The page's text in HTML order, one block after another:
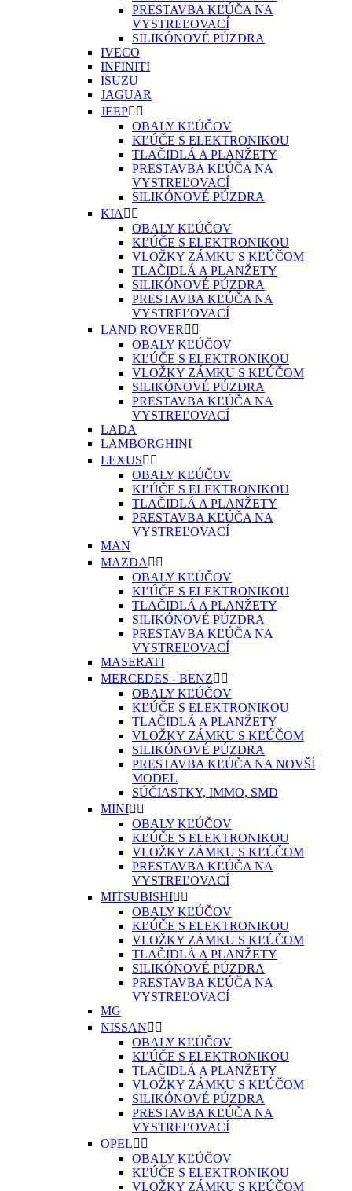
PRESTAVBA KĽÚČA NA
VYSTREĽOVACÍ
SILIKÓNOVÉ PÚZDRA
IVECO
INFINITI
ISUZU
JAGUAR
JEEP 
OBALY KĽÚČOV
KĽÚČE S ELEKTRONIKOU
TLAČIDLÁ A PLANŽETY
PRESTAVBA KĽÚČA NA
VYSTREĽOVACÍ
SILIKÓNOVÉ PÚZDRA
KIA  
OBALY KĽÚČOV
KĽÚČE S ELEKTRONIKOU
VLOŽKY ZÁMKU S KĽÚČOM
TLAČIDLÁ A PLANŽETY
SILIKÓNOVÉ PÚZDRA
PRESTAVBA KĽÚČA NA
VYSTREĽOVACÍ
LAND ROVER  
OBALY KĽÚČOV
KĽÚČE S ELEKTRONIKOU
VLOŽKY ZÁMKU S KĽÚČOM
SILIKÓNOVÉ PÚZDRA
PRESTAVBA KĽÚČA NA
VYSTREĽOVACÍ
LADA
LAMBORGHINI
LEXUS 
OBALY KĽÚČOV
KĽÚČE S ELEKTRONIKOU
TLAČIDLÁ A PLANŽETY
PRESTAVBA KĽÚČA NA
VYSTREĽOVACÍ
MAN
MAZDA  
OBALY KĽÚČOV
KĽÚČE S ELEKTRONIKOU
TLAČIDLÁ A PLANŽETY
SILIKÓNOVÉ PÚZDRA
PRESTAVBA KĽÚČA NA
VYSTREĽOVACÍ
MASERATI
MERCEDES - BENZ 
OBALY KĽÚČOV
KĽÚČE S ELEKTRONIKOU
TLAČIDLÁ A PLANŽETY
VLOŽKY ZÁMKU S KĽÚČOM
SILIKÓNOVÉ PÚZDRA
PRESTAVBA KĽÚČA NA NOVŠÍ
MODEL
SÚČIASTKY, IMMO, SMD
MINI 
OBALY KĽÚČOV
KĽÚČE S ELEKTRONIKOU
VLOŽKY ZÁMKU S KĽÚČOM
PRESTAVBA KĽÚČA NA
VYSTREĽOVACÍ
MITSUBISHI 
OBALY KĽÚČOV
KĽÚČE S ELEKTRONIKOU
VLOŽKY ZÁMKU S KĽÚČOM
TLAČIDLÁ A PLANŽETY
SILIKÓNOVÉ PÚZDRA
PRESTAVBA KĽÚČA NA
VYSTREĽOVACÍ
MG
NISSAN 
OBALY KĽÚČOV
KĽÚČE S ELEKTRONIKOU
TLAČIDLÁ A PLANŽETY
VLOŽKY ZÁMKU S KĽÚČOM
SILIKÓNOVÉ PÚZDRA
PRESTAVBA KĽÚČA NA
VYSTREĽOVACÍ
OPEL 
OBALY KĽÚČOV
KĽÚČE S ELEKTRONIKOU
VLOŽKY ZÁMKU S KĽÚČOM